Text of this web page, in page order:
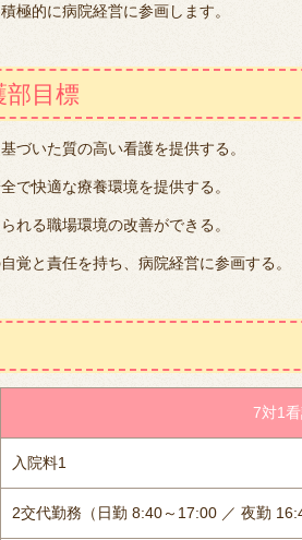
極的に病院経営に参画します。
部目標
づいた質の高い看護を提供する。
で快適な療養環境を提供する。
れる職場環境の改善ができる。
覚と責任を持ち、病院経営に参画する。
7対1
入院料1
2交代勤務（日勤 8:40～17:00 ／ 夜勤